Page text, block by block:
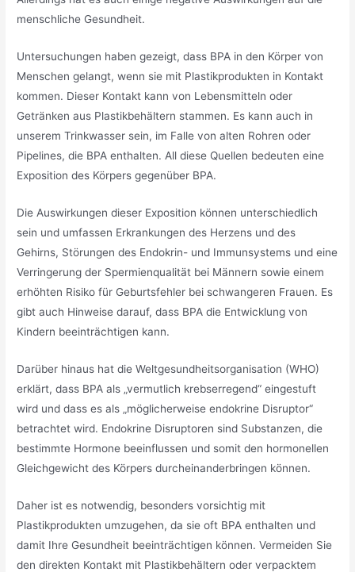
menschliche Gesundheit.
Untersuchungen haben gezeigt, dass BPA in den Körper von
Menschen gelangt, wenn sie mit Plastikprodukten in Kontakt
kommen. Dieser Kontakt kann von Lebensmitteln oder
Getränken aus Plastikbehältern stammen. Es kann auch in
unserem Trinkwasser sein, im Falle von alten Rohren oder
Pipelines, die BPA enthalten. All diese Quellen bedeuten eine
Exposition des Körpers gegenüber BPA.
Die Auswirkungen dieser Exposition können unterschiedlich
sein und umfassen Erkrankungen des Herzens und des
Gehirns, Störungen des Endokrin- und Immunsystems und eine
Verringerung der Spermienqualität bei Männern sowie einem
erhöhten Risiko für Geburtsfehler bei schwangeren Frauen. Es
gibt auch Hinweise darauf, dass BPA die Entwicklung von
Kindern beeinträchtigen kann.
Darüber hinaus hat die Weltgesundheitsorganisation (WHO)
erklärt, dass BPA als „vermutlich krebserregend“ eingestuft
wird und dass es als „möglicherweise endokrine Disruptor“
betrachtet wird. Endokrine Disruptoren sind Substanzen, die
bestimmte Hormone beeinflussen und somit den hormonellen
Gleichgewicht des Körpers durcheinanderbringen können.
Daher ist es notwendig, besonders vorsichtig mit
Plastikprodukten umzugehen, da sie oft BPA enthalten und
damit Ihre Gesundheit beeinträchtigen können. Vermeiden Sie
den direkten Kontakt mit Plastikbehältern oder verpacktem